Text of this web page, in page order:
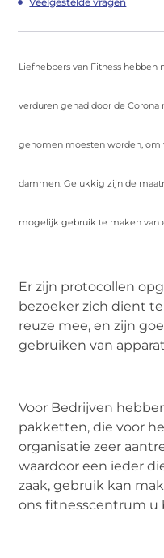
Liefhebbers van Fitness hebben
verduren gehad door de
genomen moesten worden, om
dammen. Gelukkig zijn de
mogelijk gebruik te maken van
Er zijn protocollen
bezoeker zich dient
reuze mee, en zijn
gebruiken van
Voor Bedrijven
pakketten, die voor
organisatie zeer
waardoor een ieder
zaak, gebruik kan
ons fitnesscentrum u